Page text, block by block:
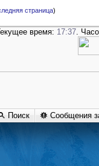
страница)
время: 17:37.
Поиск Сообщения